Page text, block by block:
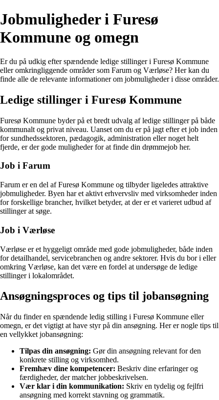
Jobmuligheder i Furesø
Kommune og omegn
Er du på udkig efter spændende ledige stillinger i Furesø Kommune
eller omkringliggende områder som Farum og Værløse? Her kan du
finde alle de relevante informationer om jobmuligheder i disse områder.
Ledige stillinger i Furesø Kommune
Furesø Kommune byder på et bredt udvalg af ledige stillinger på både
kommunalt og privat niveau. Uanset om du er på jagt efter et job inden
for sundhedssektoren, pædagogik, administration eller noget helt
fjerde, er der gode muligheder for at finde din drømmejob her.
Job i Farum
Farum er en del af Furesø Kommune og tilbyder ligeledes attraktive
jobmuligheder. Byen har et aktivt erhvervsliv med virksomheder inden
for forskellige brancher, hvilket betyder, at der er et varieret udbud af
stillinger at søge.
Job i Værløse
Værløse er et hyggeligt område med gode jobmuligheder, både inden
for detailhandel, servicebranchen og andre sektorer. Hvis du bor i eller
omkring Værløse, kan det være en fordel at undersøge de ledige
stillinger i lokalområdet.
Ansøgningsproces og tips til jobansøgning
Når du finder en spændende ledig stilling i Furesø Kommune eller
omegn, er det vigtigt at have styr på din ansøgning. Her er nogle tips til
en vellykket jobansøgning:
Tilpas din ansøgning: Gør din ansøgning relevant for den
konkrete stilling og virksomhed.
Fremhæv dine kompetencer: Beskriv dine erfaringer og
færdigheder, der matcher jobbeskrivelsen.
Vær klar i din kommunikation: Skriv en tydelig og fejlfri
ansøgning med korrekt stavning og grammatik.